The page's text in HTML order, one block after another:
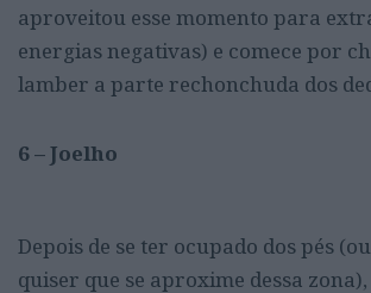
aproveitou esse momento para
energias negativas) e comece por
lamber a parte rechonchuda dos
6 – Joelho
Depois de se ter ocupado dos pés
quiser que se aproxime dessa